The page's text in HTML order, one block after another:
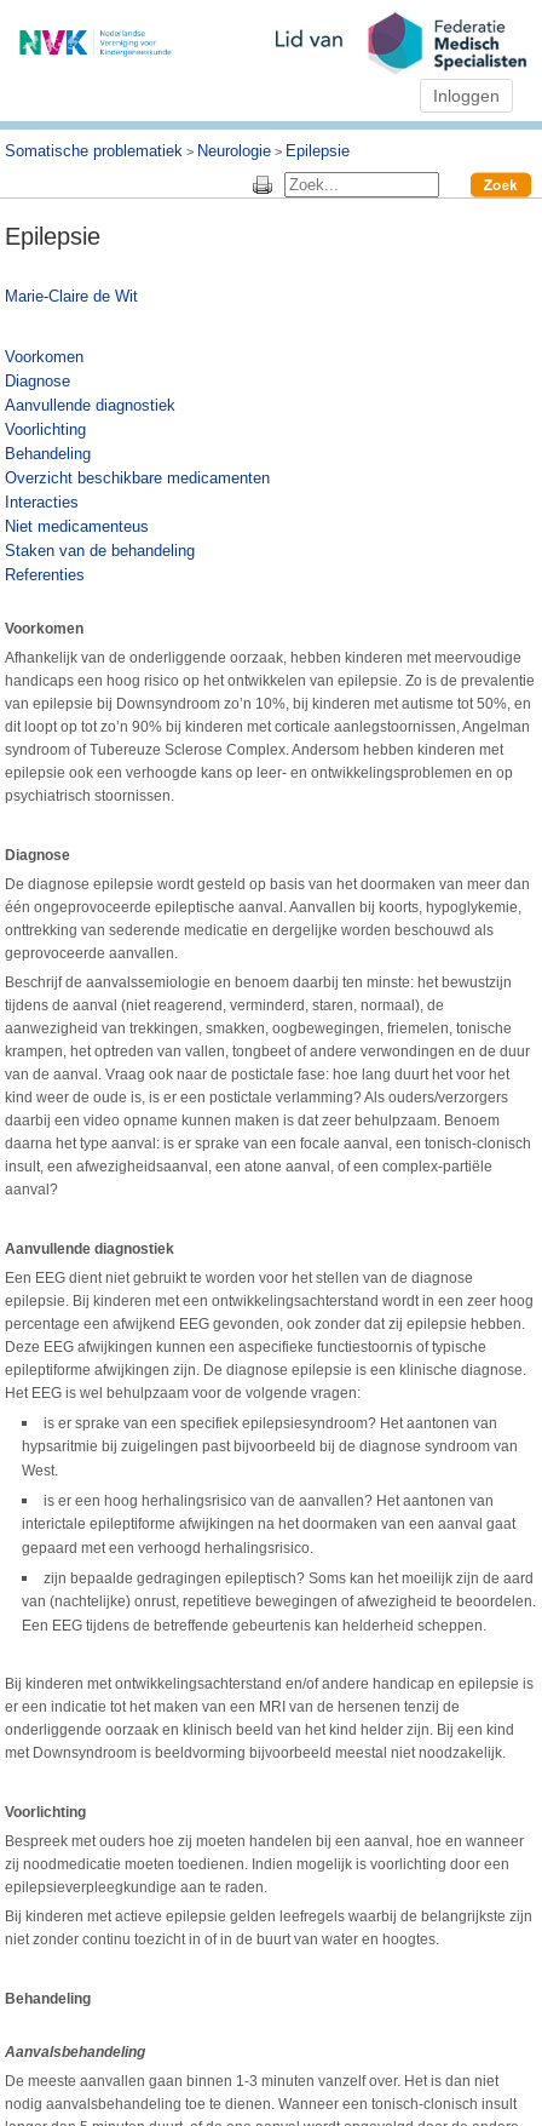
Inloggen
Somatische problematiek > Neurologie > Epilepsie
Epilepsie
Marie-Claire de Wit
Voorkomen
Diagnose
Aanvullende diagnostiek
Voorlichting
Behandeling
Overzicht beschikbare medicamenten
Interacties
Niet medicamenteus
Staken van de behandeling
Referenties
Voorkomen
Afhankelijk van de onderliggende oorzaak, hebben kinderen met meervoudige
handicaps een hoog risico op het ontwikkelen van epilepsie. Zo is de prevalentie
van epilepsie bij Downsyndroom zo’n 10%, bij kinderen met autisme tot 50%, en
dit loopt op tot zo’n 90% bij kinderen met corticale aanlegstoornissen, Angelman
syndroom of Tubereuze Sclerose Complex. Andersom hebben kinderen met
epilepsie ook een verhoogde kans op leer- en ontwikkelingsproblemen en op
psychiatrisch stoornissen.
Diagnose
De diagnose epilepsie wordt gesteld op basis van het doormaken van meer dan
één ongeprovoceerde epileptische aanval. Aanvallen bij koorts, hypoglykemie,
onttrekking van sederende medicatie en dergelijke worden beschouwd als
geprovoceerde aanvallen.
Beschrijf de aanvalssemiologie en benoem daarbij ten minste: het bewustzijn
tijdens de aanval (niet reagerend, verminderd, staren, normaal), de
aanwezigheid van trekkingen, smakken, oogbewegingen, friemelen, tonische
krampen, het optreden van vallen, tongbeet of andere verwondingen en de duur
van de aanval. Vraag ook naar de postictale fase: hoe lang duurt het voor het
kind weer de oude is, is er een postictale verlamming? Als ouders/verzorgers
daarbij een video opname kunnen maken is dat zeer behulpzaam. Benoem
daarna het type aanval: is er sprake van een focale aanval, een tonisch-clonisch
insult, een afwezigheidsaanval, een atone aanval, of een complex-partiële
aanval?
Aanvullende diagnostiek
Een EEG dient niet gebruikt te worden voor het stellen van de diagnose
epilepsie. Bij kinderen met een ontwikkelingsachterstand wordt in een zeer hoog
percentage een afwijkend EEG gevonden, ook zonder dat zij epilepsie hebben.
Deze EEG afwijkingen kunnen een aspecifieke functiestoornis of typische
epileptiforme afwijkingen zijn. De diagnose epilepsie is een klinische diagnose.
Het EEG is wel behulpzaam voor de volgende vragen:
is er sprake van een specifiek epilepsiesyndroom? Het aantonen van
hypsaritmie bij zuigelingen past bijvoorbeeld bij de diagnose syndroom van
West.
is er een hoog herhalingsrisico van de aanvallen? Het aantonen van
interictale epileptiforme afwijkingen na het doormaken van een aanval gaat
gepaard met een verhoogd herhalingsrisico.
zijn bepaalde gedragingen epileptisch? Soms kan het moeilijk zijn de aard
van (nachtelijke) onrust, repetitieve bewegingen of afwezigheid te beoordelen.
Een EEG tijdens de betreffende gebeurtenis kan helderheid scheppen.
Bij kinderen met ontwikkelingsachterstand en/of andere handicap en epilepsie is
er een indicatie tot het maken van een MRI van de hersenen tenzij de
onderliggende oorzaak en klinisch beeld van het kind helder zijn. Bij een kind
met Downsyndroom is beeldvorming bijvoorbeeld meestal niet noodzakelijk.
Voorlichting
Bespreek met ouders hoe zij moeten handelen bij een aanval, hoe en wanneer
zij noodmedicatie moeten toedienen. Indien mogelijk is voorlichting door een
epilepsieverpleegkundige aan te raden.
Bij kinderen met actieve epilepsie gelden leefregels waarbij de belangrijkste zijn
niet zonder continu toezicht in of in de buurt van water en hoogtes.
Behandeling
Aanvalsbehandeling
De meeste aanvallen gaan binnen 1-3 minuten vanzelf over. Het is dan niet
nodig aanvalsbehandeling toe te dienen. Wanneer een tonisch-clonisch insult